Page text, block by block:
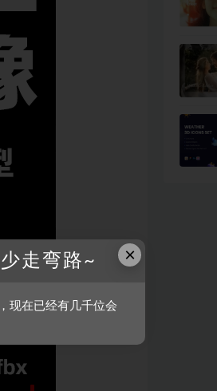
×
走弯路~
现在已经有几千位会